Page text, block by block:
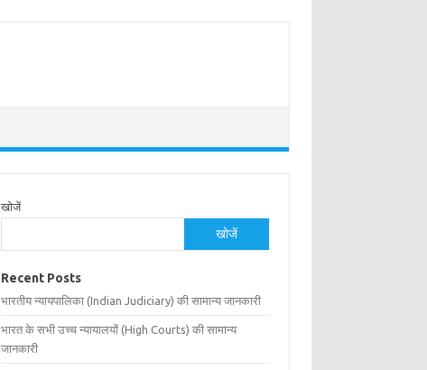
खोजें
खोजें
Recent Posts
भारतीय न्यायपालिका (Indian Judiciary) की सामान्य जानकारी
भारत के सभी उच्च न्यायालयों (High Courts) की सामान्य
जानकारी